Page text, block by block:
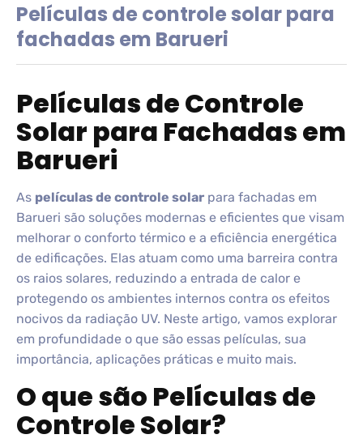
Películas de controle solar para
fachadas em Barueri
Películas de Controle
Solar para Fachadas em
Barueri
As películas de controle solar para fachadas em
Barueri são soluções modernas e eficientes que visam
melhorar o conforto térmico e a eficiência energética
de edificações. Elas atuam como uma barreira contra
os raios solares, reduzindo a entrada de calor e
protegendo os ambientes internos contra os efeitos
nocivos da radiação UV. Neste artigo, vamos explorar
em profundidade o que são essas películas, sua
importância, aplicações práticas e muito mais.
O que são Películas de
Controle Solar?